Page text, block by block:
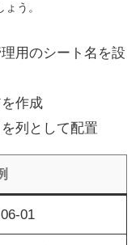
う。
用のシート名を設
作成
列として配置
01